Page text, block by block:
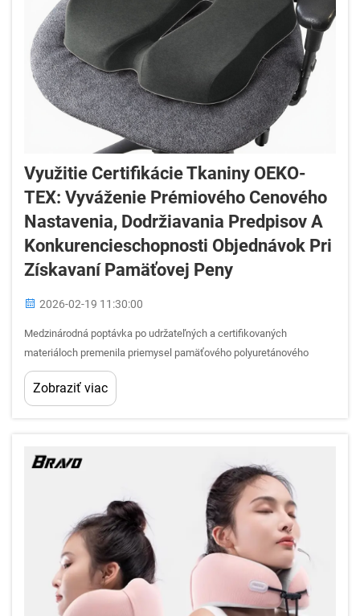
Využitie Certifikácie Tkaniny OEKO-
TEX: Vyváženie Prémiového Cenového
Nastavenia, Dodržiavania Predpisov A
Konkurencieschopnosti Objednávok Pri
Získavaní Pamäťovej Peny
2026-02-19 11:30:00
Medzinárodná poptávka po udržateľných a certifikovaných
materiáloch premenila priemysel pamäťového polyuretánového
materiálu, pričom certifikácia OEKO-TEX sa stala kľúčovým faktorom
odlišovania v rámci B2B nákupných stratégií. Výrobcovia a
Zobraziť viac